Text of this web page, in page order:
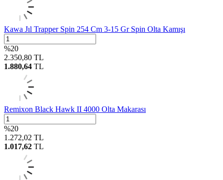
Kawa Jıl Trapper Spin 254 Cm 3-15 Gr Spin Olta Kamışı
%20
2.350,80 TL
1.880,64 TL
Remixon Black Hawk II 4000 Olta Makarası
%20
1.272,02 TL
1.017,62 TL